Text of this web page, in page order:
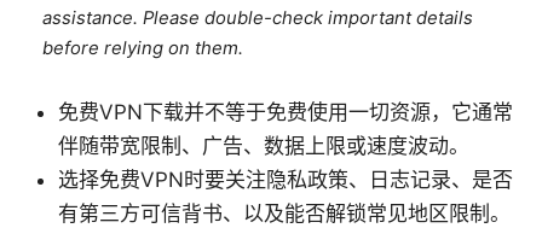
assistance. Please double-check important details
before relying on them.
免费VPN下载并不等于免费使用一切资源，它通常
伴随带宽限制、广告、数据上限或速度波动。
选择免费VPN时要关注隐私政策、日志记录、是否
有第三方可信背书、以及能否解锁常见地区限制。